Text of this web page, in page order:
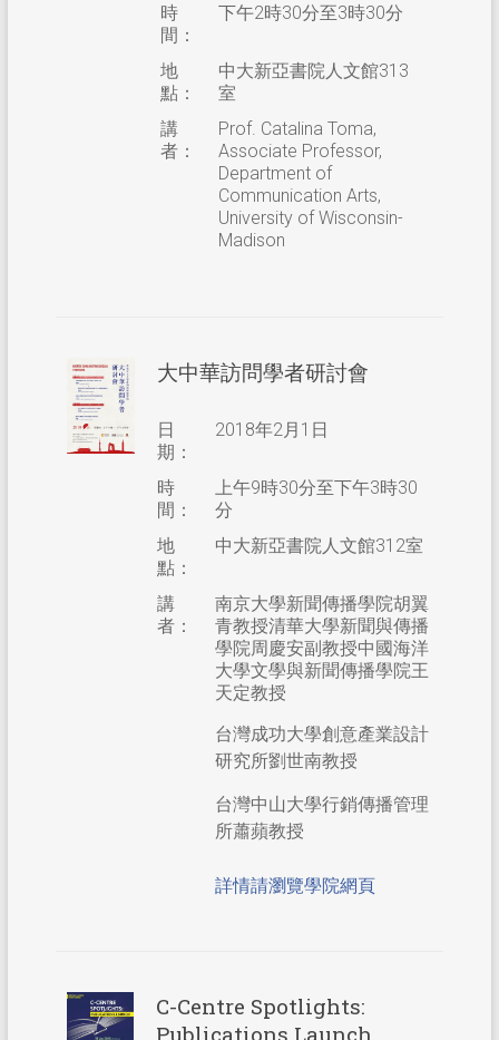
時
間：
下午2時30分至3時30分
地
點：
中大新亞書院人文館313
室
講
者：
Prof. Catalina Toma,
Associate Professor,
Department of
Communication Arts,
University of Wisconsin-
Madison
大中華訪問學者研討會
日
期：
2018年2月1日
時
間：
上午9時30分至下午3時30
分
地
點：
中大新亞書院人文館312室
講
者：
南京大學新聞傳播學院胡翼
青教授清華大學新聞與傳播
學院周慶安副教授中國海洋
大學文學與新聞傳播學院王
天定教授
台灣成功大學創意產業設計
研究所劉世南教授
台灣中山大學行銷傳播管理
所蕭蘋教授
詳情請瀏覽學院網頁
C-Centre Spotlights:
Publications Launch